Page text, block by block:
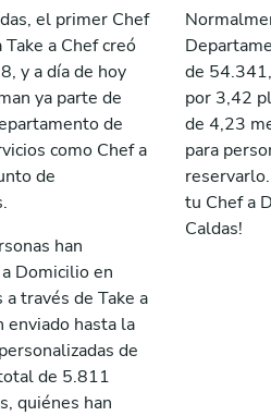
el primer Chef
a Chef creó
y a día de hoy
ya parte de
de
como Chef a
de
han
Domicilio en
través de Take a
enviado hasta la
de
de 5.811
quiénes han
de
por 3,42
de 4,23
para
tu Chef a
Caldas!